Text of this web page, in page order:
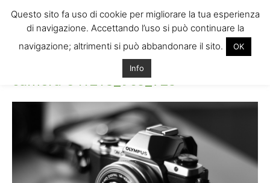
camera-541213_960_720 camera-541213_960_720
camera-541213_960_720
Questo sito fa uso di cookie per migliorare la tua esperienza
di navigazione. Accettando l’uso si può continuare la
navigazione; altrimenti si può abbandonare il sito.
OK
Info